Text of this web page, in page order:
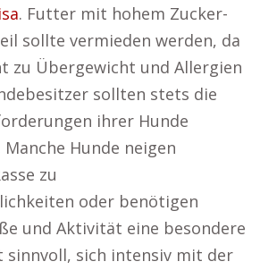
. Futter mit hohem Zucker-
sollte vermieden werden, da
zu Übergewicht und Allergien
sollten stets die
ihrer Hunde
Hunde neigen
zu
oder benötigen
und Aktivität eine besondere
sinnvoll, sich intensiv mit der